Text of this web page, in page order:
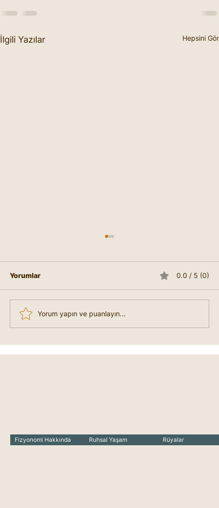
Fizyonomi Hakkında Ruhsal Yaşam Rüyalar
İlgili Yazılar Hepsini Gör
Yorumlar 0.0 / 5 (0)
Yorum yapın ve puanlayın...